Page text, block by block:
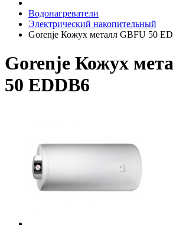
Водонагреватели
Электрический накопительный
Gorenje Кожух металл GBFU 50
Gorenje Кожух
50 EDDB6